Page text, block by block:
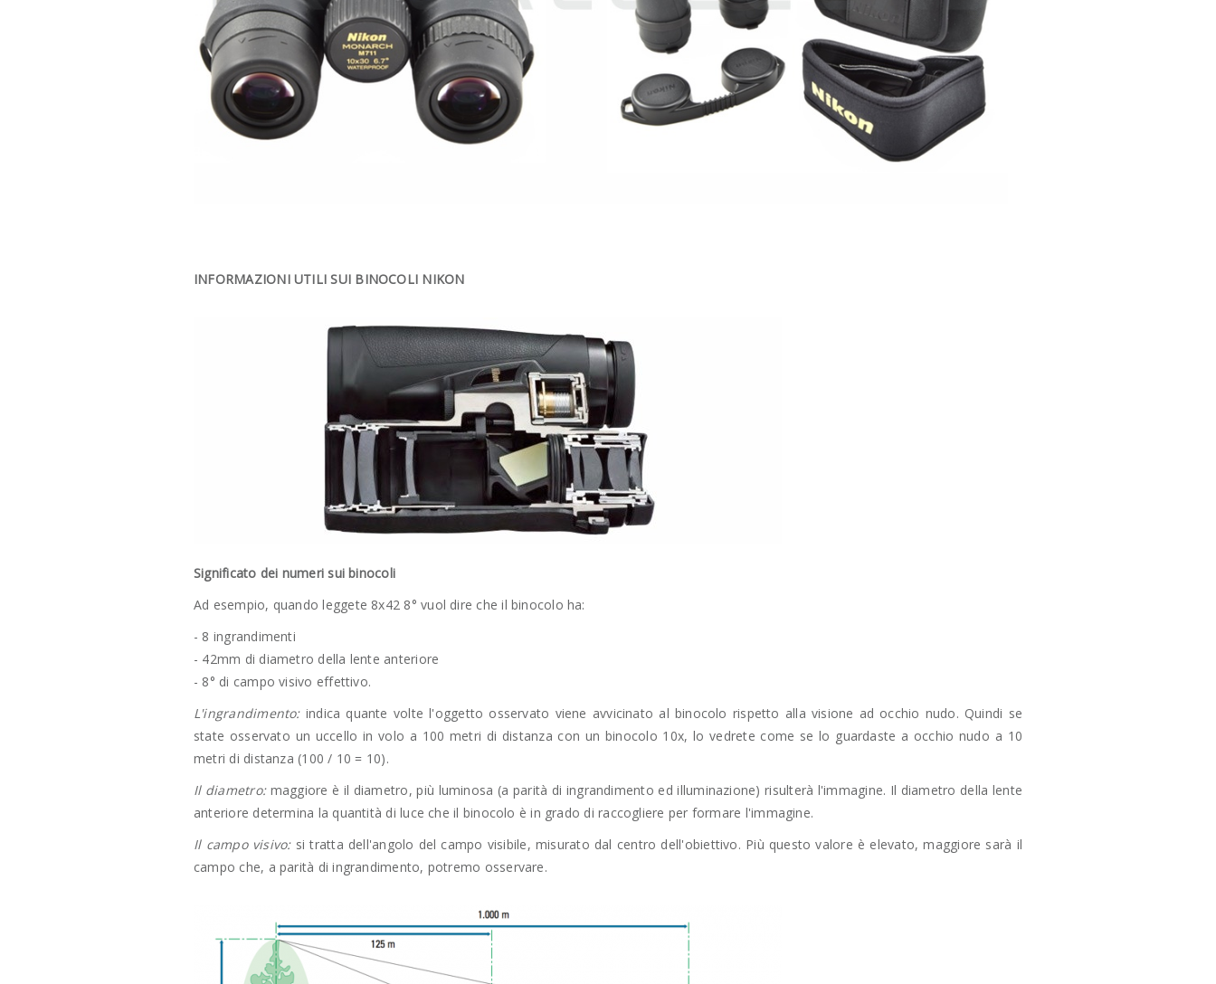
INFORMAZIONI UTILI SUI BINOCOLI NIKON
Significato dei numeri sui binocoli
Ad esempio, quando leggete 8x42 8° vuol dire che il binocolo ha:
- 8 ingrandimenti
- 42mm di diametro della lente anteriore
- 8° di campo visivo effettivo.
L'ingrandimento:indica quante volte l'oggetto osservato viene avvicinato al binocolo rispetto alla visione ad occhio nudo. Quindi se
state osservato un uccello in volo a 100 metri di distanza con un binocolo 10x, lo vedrete come se lo guardaste a occhio nudo a 10
metri di distanza (100 / 10 = 10).
Il diametro:maggiore è il diametro, più luminosa (a parità di ingrandimento ed illuminazione) risulterà l'immagine. Il diametro della lente
anteriore determina la quantità di luce che il binocolo è in grado di raccogliere per formare l'immagine.
Il campo visivo:si tratta dell'angolo del campo visibile, misurato dal centro dell'obiettivo. Più questo valore è elevato, maggiore sarà il
campo che, a parità di ingrandimento, potremo osservare.